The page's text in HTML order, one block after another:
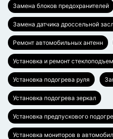
Замена блоков предохранителей
Замена датчика дроссельной
Ремонт автомобильных антенн
Установка и ремонт
Установка подогрева руля
Установка подогрева зеркал
Установка предпускового
Установка мониторов в